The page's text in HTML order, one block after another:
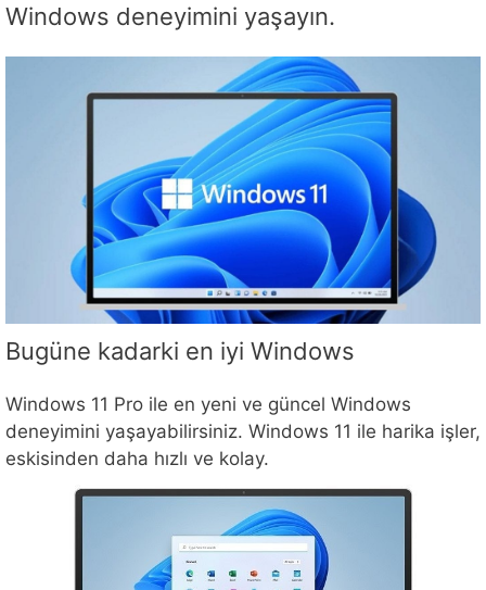
Windows deneyimini yaşayın.
Bugüne kadarki en iyi Windows
Windows 11 Pro ile en yeni ve güncel Windows
deneyimini yaşayabilirsiniz. Windows 11 ile harika işler,
eskisinden daha hızlı ve kolay.